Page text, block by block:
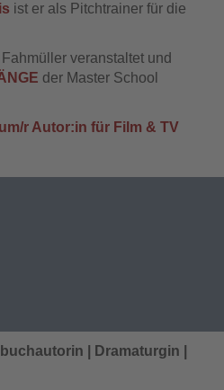
ist er als Pitchtrainer für die
veranstaltet und
der Master School
r Autor:in für Film & TV
| Dramaturgin |